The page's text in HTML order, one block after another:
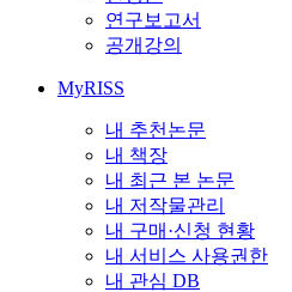
연구보고서
공개강의
MyRISS
내 추천논문
내 책장
내 최근 본 논문
내 저작물관리
내 구매·신청 현황
내 서비스 사용권한
내 관심 DB